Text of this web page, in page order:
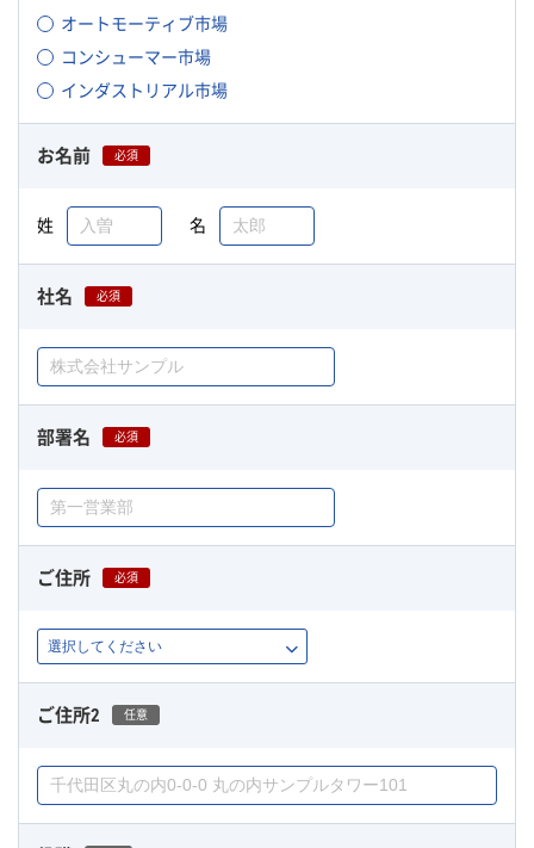
オートモーティブ市場
コンシューマー市場
インダストリアル市場
お名前 必須
姓 名
社名 必須
部署名 必須
ご住所 必須
ご住所2 任意